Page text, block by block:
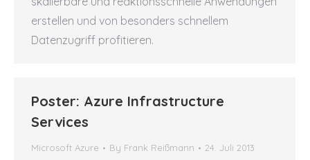
erstellen und von besonders schnellem
Datenzugriff profitieren.
Poster: Azure Infrastructure
Services
Microsoft Azure By Frank Reißmann 24. Juli 2013